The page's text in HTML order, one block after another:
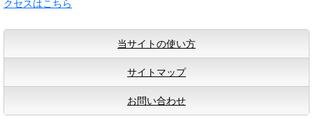
クセスはこちら
当サイトの使い方
サイトマップ
お問い合わせ